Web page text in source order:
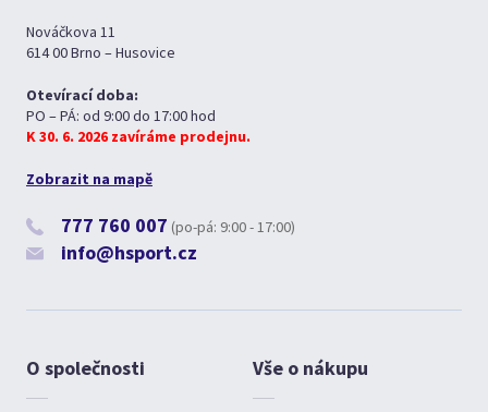
Nováčkova 11
614 00 Brno – Husovice
Otevírací doba:
PO – PÁ: od 9:00 do 17:00 hod
K 30. 6. 2026 zavíráme prodejnu.
Zobrazit na mapě
777 760 007 (po-pá: 9:00 - 17:00)
info@hsport.cz
O společnosti Vše o nákupu